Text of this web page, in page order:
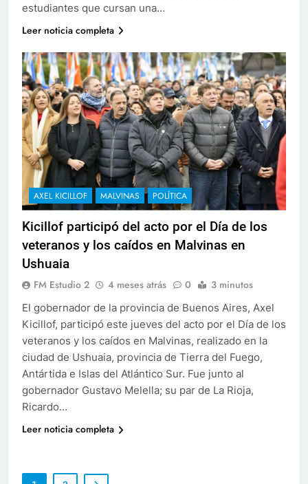
estudiantes que cursan una…
Leer noticia completa
AXEL KICILLOF MALVINAS POLÍTICA
Kicillof participó del acto por el Día de los
veteranos y los caídos en Malvinas en
Ushuaia
FM Estudio 2 4 meses atrás 0 3 minutos
El gobernador de la provincia de Buenos Aires, Axel
Kicillof, participó este jueves del acto por el Día de los
veteranos y los caídos en Malvinas, realizado en la
ciudad de Ushuaia, provincia de Tierra del Fuego,
Antártida e Islas del Atlántico Sur. Fue junto al
gobernador Gustavo Melella; su par de La Rioja,
Ricardo…
Leer noticia completa